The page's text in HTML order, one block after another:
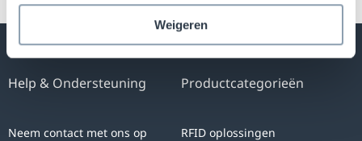
Weigeren
Productcategorieën
RFID oplossingen
Help & Ondersteuning
Neem contact met ons op